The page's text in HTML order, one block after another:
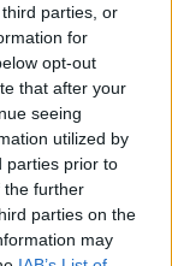
parties, or
for
opt-out
that after your
seeing
utilized by
parties prior to
the further
parties on the
may
részben